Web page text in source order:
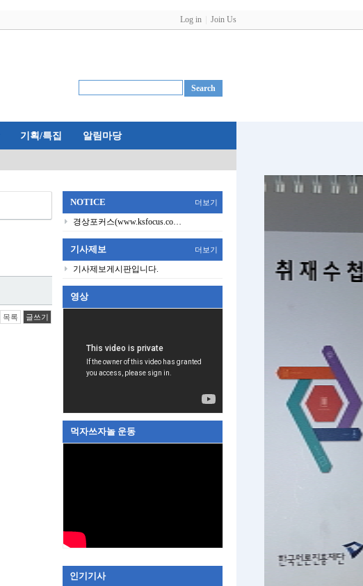
Log in Join Us
기획/특집 알림마당
목록 글쓰기
NOTICE 더보기
경상포커스(www.ksfocus.co…
기사제보 더보기
기사제보게시판입니다.
영상
먹자쓰자놀 운동
인기기사